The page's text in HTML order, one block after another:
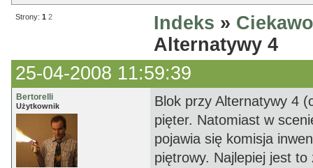
Strony: 1 2 Indeks »
Alternatywy 4
25-04-2008 11:59:39
Bertorelli
Użytkownik
Blok przy Alternatywy 4
pięter. Natomiast w
pojawia się komisja
piętrowy. Najlepiej jest